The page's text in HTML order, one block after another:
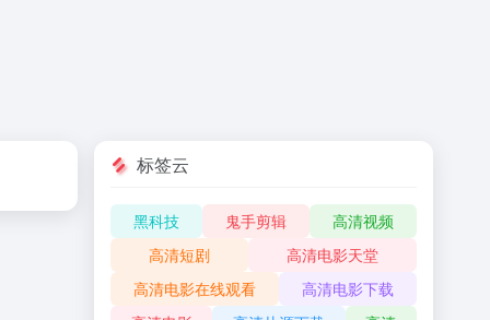
标签云
黑科技 鬼手剪辑
高清视频
高清短剧
高清电影天堂
高清电影在线观看
高清电影下载